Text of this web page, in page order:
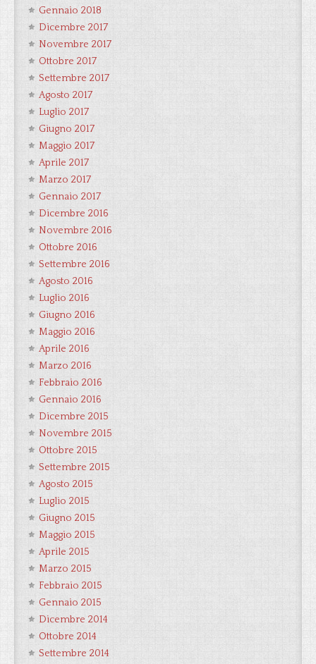
Gennaio 2018
Dicembre 2017
Novembre 2017
Ottobre 2017
Settembre 2017
Agosto 2017
Luglio 2017
Giugno 2017
Maggio 2017
Aprile 2017
Marzo 2017
Gennaio 2017
Dicembre 2016
Novembre 2016
Ottobre 2016
Settembre 2016
Agosto 2016
Luglio 2016
Giugno 2016
Maggio 2016
Aprile 2016
Marzo 2016
Febbraio 2016
Gennaio 2016
Dicembre 2015
Novembre 2015
Ottobre 2015
Settembre 2015
Agosto 2015
Luglio 2015
Giugno 2015
Maggio 2015
Aprile 2015
Marzo 2015
Febbraio 2015
Gennaio 2015
Dicembre 2014
Ottobre 2014
Settembre 2014